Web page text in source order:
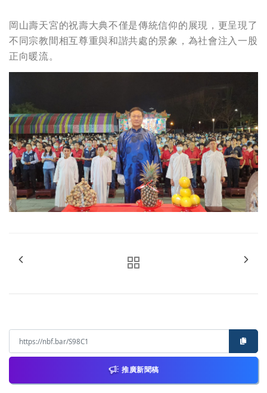
岡山壽天宮的祝壽大典不僅是傳統信仰的展現，更呈現了
不同宗教間相互尊重與和諧共處的景象，為社會注入一股
正向暖流。
推廣新聞稿